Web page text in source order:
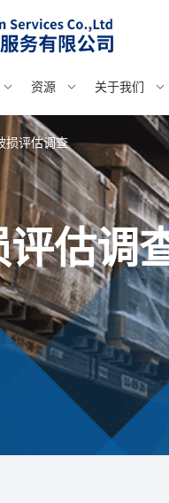
资源 关于我们
损评估调查
估调